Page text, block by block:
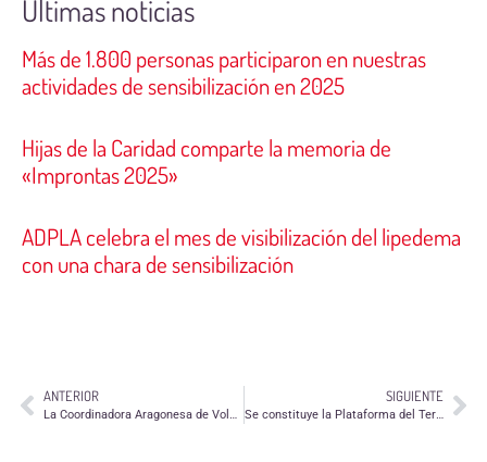
Últimas noticias
Más de 1.800 personas participaron en nuestras
actividades de sensibilización en 2025
Hijas de la Caridad comparte la memoria de
«Improntas 2025»
ADPLA celebra el mes de visibilización del lipedema
con una chara de sensibilización
ANTERIOR
La Coordinadora Aragonesa de Voluntariado envía propuestas para la redacción de la nueva Ley de Voluntariado
SIGUIENTE
Se constituye la Plataforma del Tercer Sector en Aragón